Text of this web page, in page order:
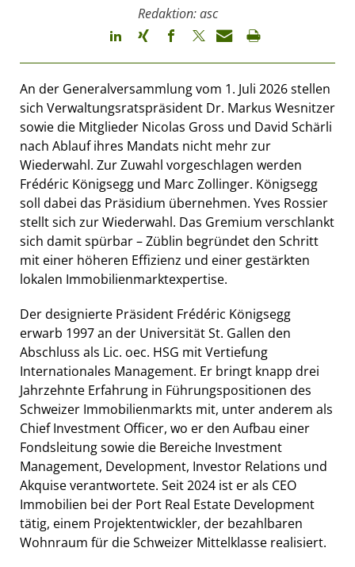
Redaktion: asc
An der Generalversammlung vom 1. Juli 2026 stellen
sich Verwaltungsratspräsident Dr. Markus Wesnitzer
sowie die Mitglieder Nicolas Gross und David Schärli
nach Ablauf ihres Mandats nicht mehr zur
Wiederwahl. Zur Zuwahl vorgeschlagen werden
Frédéric Königsegg und Marc Zollinger. Königsegg
soll dabei das Präsidium übernehmen. Yves Rossier
stellt sich zur Wiederwahl. Das Gremium verschlankt
sich damit spürbar – Züblin begründet den Schritt
mit einer höheren Effizienz und einer gestärkten
lokalen Immobilienmarktexpertise.
Der designierte Präsident Frédéric Königsegg
erwarb 1997 an der Universität St. Gallen den
Abschluss als Lic. oec. HSG mit Vertiefung
Internationales Management. Er bringt knapp drei
Jahrzehnte Erfahrung in Führungspositionen des
Schweizer Immobilienmarkts mit, unter anderem als
Chief Investment Officer, wo er den Aufbau einer
Fondsleitung sowie die Bereiche Investment
Management, Development, Investor Relations und
Akquise verantwortete. Seit 2024 ist er als CEO
Immobilien bei der Port Real Estate Development
tätig, einem Projektentwickler, der bezahlbaren
Wohnraum für die Schweizer Mittelklasse realisiert.